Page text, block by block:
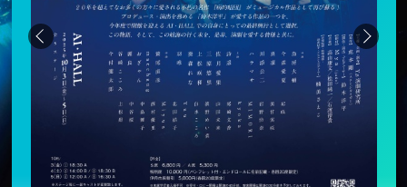
Previous Next